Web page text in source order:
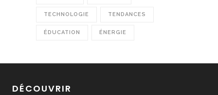
TECHNOLOGIE TENDANCES
ÉDUCATION ÉNERGIE
DÉCOUVRIR